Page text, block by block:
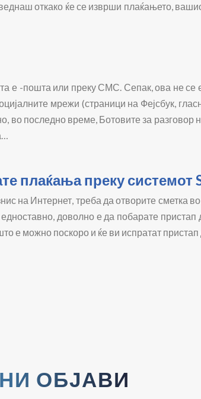
откако ќе се изврши плаќањето,
е -пошта или преку СМС. Сепак, ова не се
мрежи (страници на Фејсбук,
во последно време, Ботовите за
плаќања преку системот
на Интернет, треба да отворите сметка
доволно е да побарате пристап
е можно поскоро и ќе ви испратат пристап
ОБЈАВИ